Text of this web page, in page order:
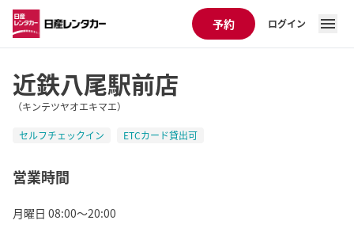
予約 ログイン
近鉄八尾駅前店
（キンテツヤオエキマエ）
セルフチェックイン ETCカード貸出可
営業時間
月曜日 08:00～20:00